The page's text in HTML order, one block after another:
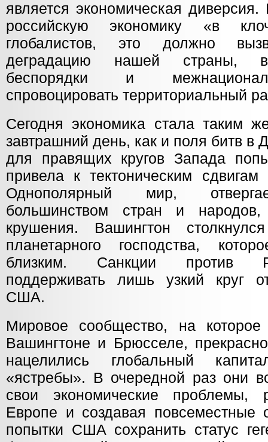
является экономическая
российскую экономику «в
глобалистов, это должно
деградацию нашей страны,
беспорядки и
спровоцировать территориальный
Сегодня экономика стала таким
завтрашний день, как и поля битв в
для правящих кругов Запада
привела к тектоническим
Однополярный мир,
большинством стран и
крушения. Вашингтон
планетарного господства,
близким. Санкции против
поддерживать лишь узкий круг
США.
Мировое сообщество, на
Вашингтоне и Брюсселе,
нацелились глобальный
«ястребы». В очередной раз они
свои экономические проблемы,
Европе и создавая повсеместные
попытки США сохранить статус